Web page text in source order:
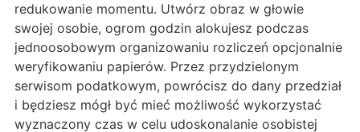
redukowanie momentu. Utwórz obraz w głowie
swojej osobie, ogrom godzin alokujesz podczas
jednoosobowym organizowaniu rozliczeń opcjonalnie
weryfikowaniu papierów. Przez przydzielonym
serwisom podatkowym, powrócisz do dany przedział
i będziesz mógł być mieć możliwość wykorzystać
wyznaczony czas w celu udoskonalanie osobistej